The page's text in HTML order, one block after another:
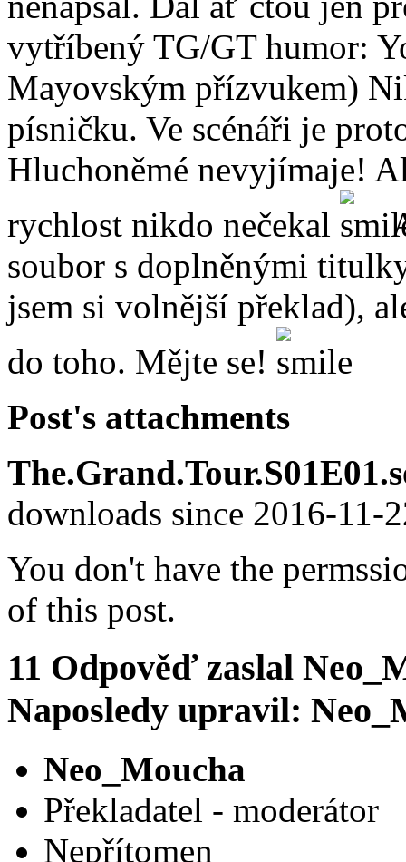
vytříbený TG/GT humor:
Mayovským přízvukem)
písničku. Ve scénáři je
Hluchoněmé nevyjímaje!
rychlost nikdo nečekal
soubor s doplněnými
jsem si volnější překlad),
do toho. Mějte se!
Post's attachments
downloads since 2016-11-
You don't have the
of this post.
11 Odpověď zaslal
Naposledy upravil:
Neo_Moucha
Překladatel - moderátor
Nepřítomen